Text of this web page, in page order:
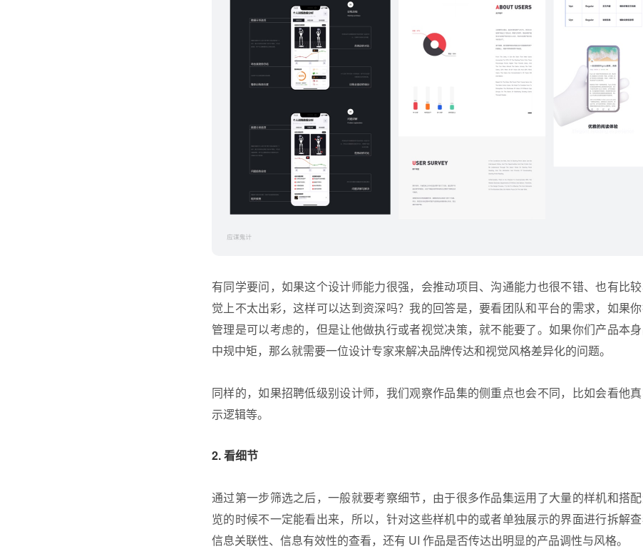
有同学要问，如果这个设计师能力很强，会推动项目、沟通能力也很不错、也有比
觉上不太出彩，这样可以达到资深吗？我的回答是，要看团队和平台的需求，如果
管理是可以考虑的，但是让他做执行或者视觉决策，就不能要了。如果你们产品本
中规中矩，那么就需要一位设计专家来解决品牌传达和视觉风格差异化的问题。
同样的，如果招聘低级别设计师，我们观察作品集的侧重点也会不同，比如会看他
示逻辑等。
2. 看细节
通过第一步筛选之后，一般就要考察细节，由于很多作品集运用了大量的样机和搭
览的时候不一定能看出来，所以，针对这些样机中的或者单独展示的界面进行拆解查
信息关联性、信息有效性的查看，还有 UI 作品是否传达出明显的产品调性与风格。